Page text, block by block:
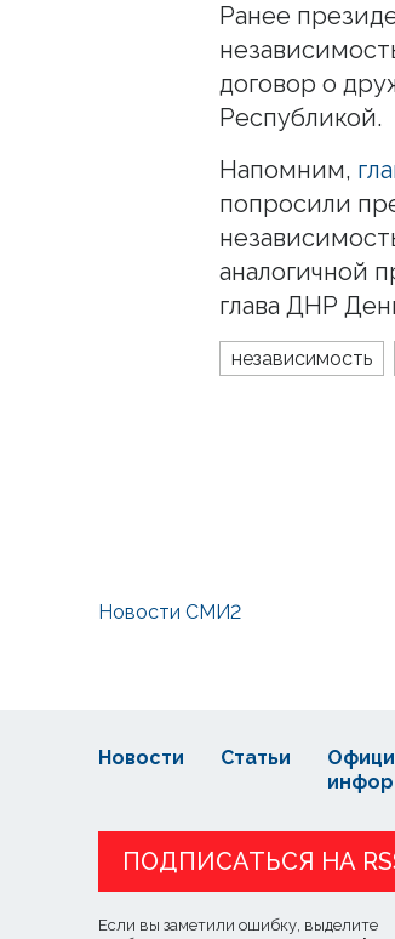
Ранее
договор о
Республикой.
Напомним,
попросили
аналогичной
глава ДНР
независимость
Новости СМИ2
ПОДПИСАТЬСЯ НА
Если вы заметили ошибку, выделите
Новости Статьи